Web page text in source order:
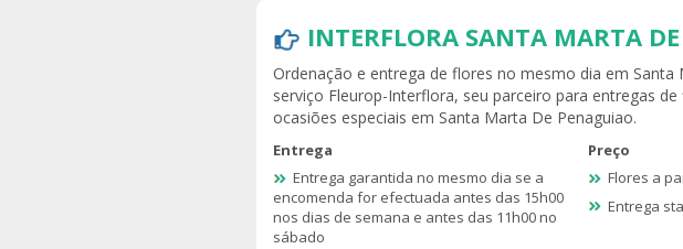
INTERFLORA SANTA MARTA
Ordenação e entrega de flores no mesmo dia em Santa
serviço Fleurop-Interflora, seu parceiro para entregas
ocasiões especiais em Santa Marta De Penaguiao.
Entrega
Entrega garantida no mesmo dia se a
encomenda for efectuada antes das 15h00
nos dias de semana e antes das 11h00 no
sábado
Preço
Flores a
Entrega